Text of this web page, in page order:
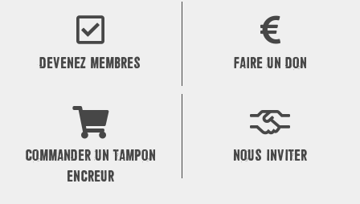
DEVENEZ MEMBRES FAIRE UN DON
COMMANDER UN TAMPON
ENCREUR
NOUS INVITER